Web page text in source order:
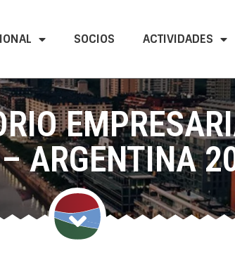
SOCIOS ACTIVIDADES
ARGENTINA